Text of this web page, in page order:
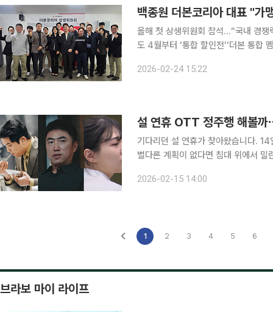
백종원 더본코리아 대표 "가
올해 첫 상생위원회 참석...“국내 경
도 4월부터 ‘통합 할인전’‘더본 통합 멤버십
일 오전 서울 서초구 별관 창업설명회
2026-02-24 15:22
설 연휴 OTT 정주행 해볼
기다리던 설 연휴가 찾아왔습니다. 14일
별다른 계획이 없다면 침대 위에서
가득한 '서바이벌 예능' 추천작을 정리
2026-02-15 14:00
1 2 3 4 5 6
브라보 마이 라이프